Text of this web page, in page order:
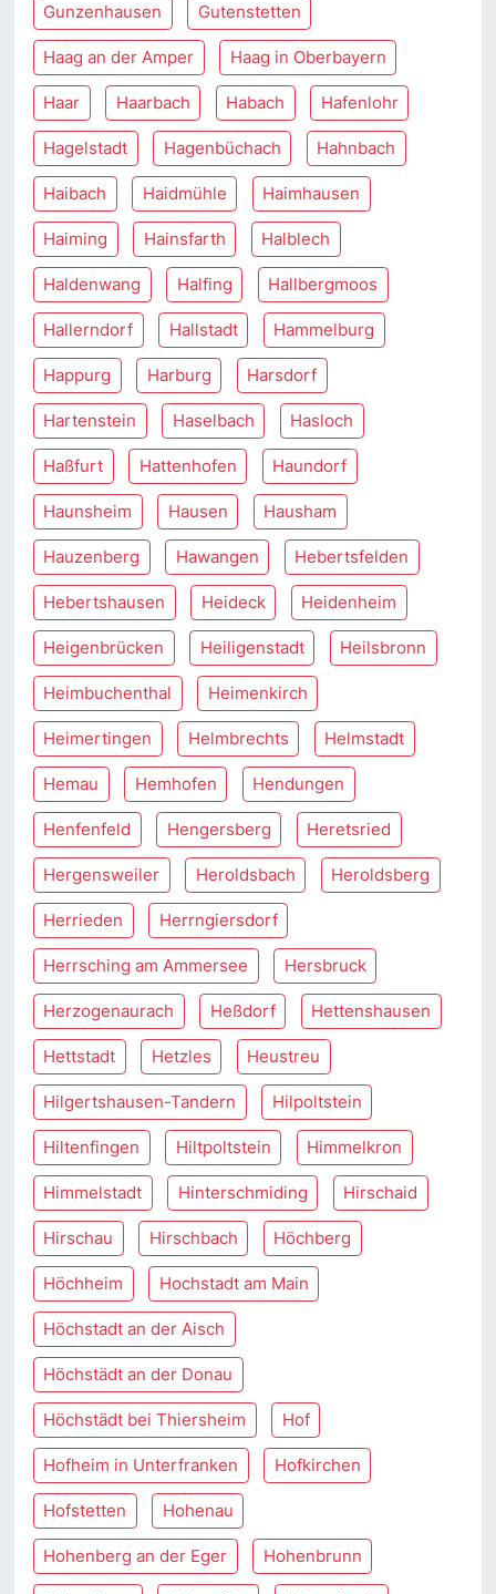
Gunzenhausen Gutenstetten
Haag an der Amper Haag in Oberbayern
Haar Haarbach Habach Hafenlohr
Hagelstadt Hagenbüchach Hahnbach
Haibach Haidmühle Haimhausen
Haiming Hainsfarth Halblech
Haldenwang Halfing Hallbergmoos
Hallerndorf Hallstadt Hammelburg
Happurg Harburg Harsdorf
Hartenstein Haselbach Hasloch
Haßfurt Hattenhofen Haundorf
Haunsheim Hausen Hausham
Hauzenberg Hawangen Hebertsfelden
Hebertshausen Heideck Heidenheim
Heigenbrücken Heiligenstadt Heilsbronn
Heimbuchenthal Heimenkirch
Heimertingen Helmbrechts Helmstadt
Hemau Hemhofen Hendungen
Henfenfeld Hengersberg Heretsried
Hergensweiler Heroldsbach Heroldsberg
Herrieden Herrngiersdorf
Herrsching am Ammersee Hersbruck
Herzogenaurach Heßdorf Hettenshausen
Hettstadt Hetzles Heustreu
Hilgertshausen-Tandern Hilpoltstein
Hiltenfingen Hiltpoltstein Himmelkron
Himmelstadt Hinterschmiding Hirschaid
Hirschau Hirschbach Höchberg
Höchheim Hochstadt am Main
Höchstadt an der Aisch
Höchstädt an der Donau
Höchstädt bei Thiersheim Hof
Hofheim in Unterfranken Hofkirchen
Hofstetten Hohenau
Hohenberg an der Eger Hohenbrunn